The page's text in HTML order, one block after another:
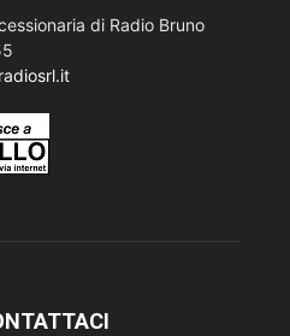
di Radio Bruno